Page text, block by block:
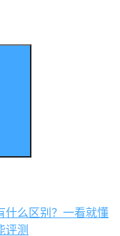
什么区别？一看就懂
评测